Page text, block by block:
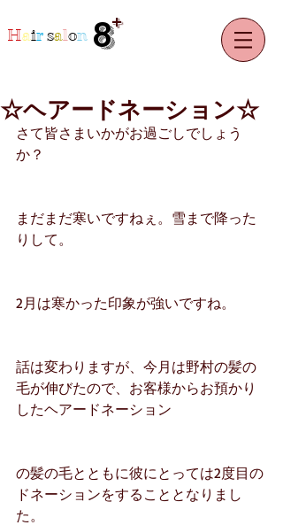
8
Hairsalon +
☆ヘアードネーション☆
さて皆さまいかがお過ごしでしょう
か？
まだまだ寒いですねぇ。雪まで降った
りして。
2月は寒かった印象が強いですね。
話は変わりますが、今月は野村の髪の
毛が伸びたので、お客様からお預かり
したヘアードネーション
の髪の毛とともに彼にとっては2度目の
ドネーションをすることとなりまし
た。